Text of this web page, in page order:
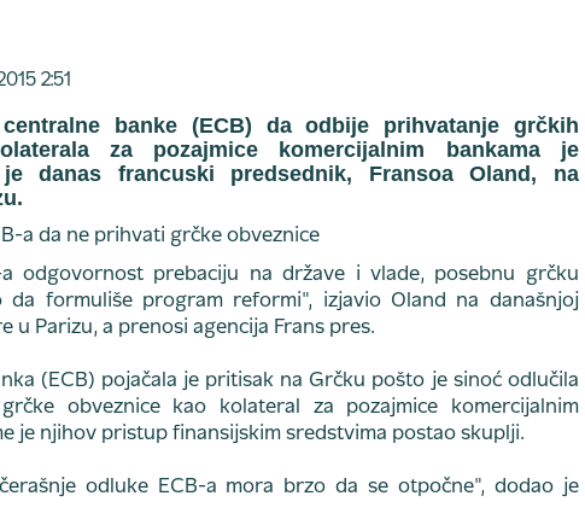
2:51
banke (ECB) da odbije prihvatanje grčkih
za pozajmice komercijalnim bankama je
danas francuski predsednik, Fransoa Oland, na
odgovornost prebaciju na države i vlade, posebnu grčku
formuliše program reformi", izjavio Oland na današnjoj
u Parizu, a prenosi agencija Frans pres.
(ECB) pojačala je pritisak na Grčku pošto je sinoć odlučila
obveznice kao kolateral za pozajmice komercijalnim
je njihov pristup finansijskim sredstvima postao skuplji.
odluke ECB-a mora brzo da se otpočne", dodao je